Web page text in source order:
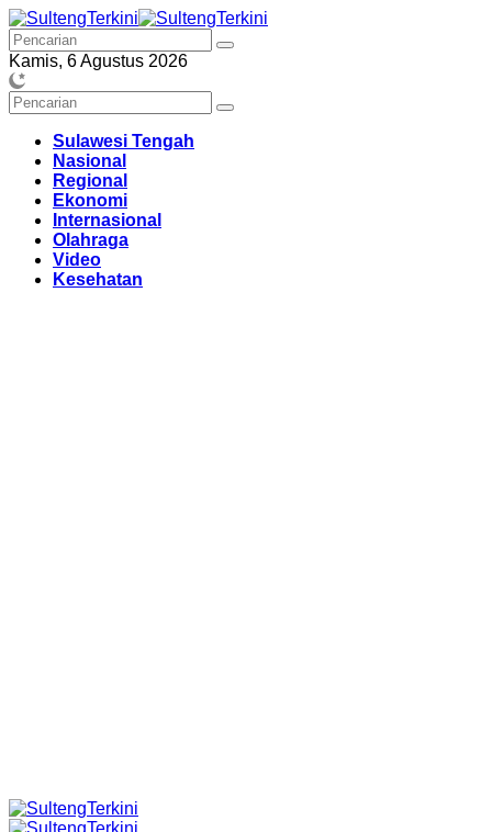
Langsung
ke
konten
Kamis, 6 Agustus 2026
Sulawesi Tengah
Nasional
Regional
Ekonomi
Internasional
Olahraga
Video
Kesehatan